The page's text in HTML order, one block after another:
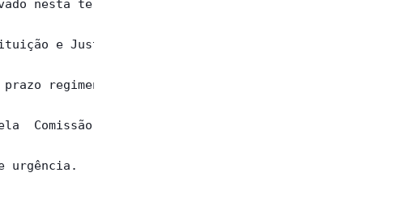
nesta terça-
e Justiça
regimental
Comissão  de
urgência.